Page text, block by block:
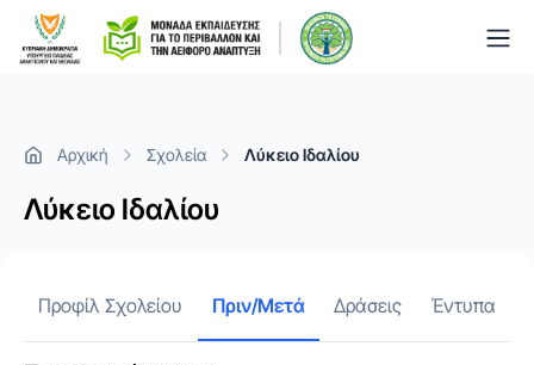
Αρχική Σχολεία Λύκειο Ιδαλίου
Λύκειο Ιδαλίου
Προφίλ Σχολείου Πριν/Μετά Δράσεις Έντυπα